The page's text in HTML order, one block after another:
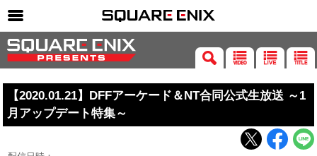
SQUARE ENIX 公式サイトメニュー
マガジン＆ブックス
ミュージック
グッズ
【2020.01.21】DFFアーケード＆NT合同公式生放送 ～1
月アップデート特集～